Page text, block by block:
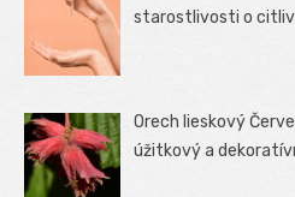
starostlivosti o
Orech lieskový
úžitkový a